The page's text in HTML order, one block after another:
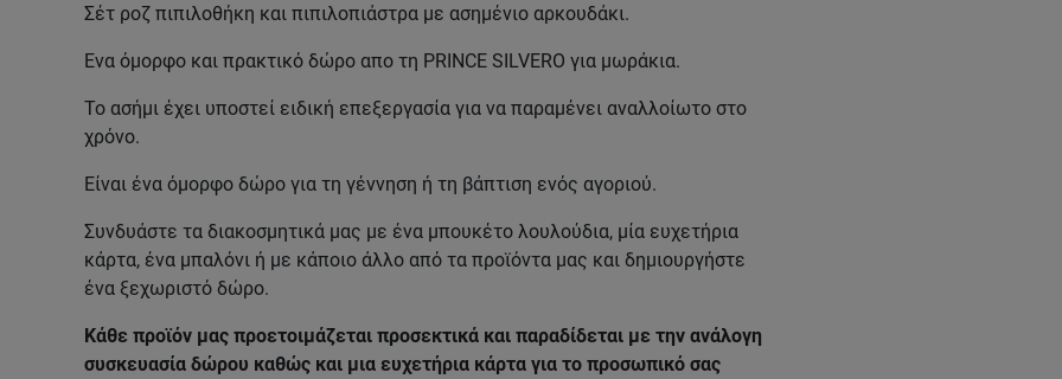
Σέτ ροζ πιπιλοθήκη και πιπιλοπιάστρα με ασημένιο αρκουδάκι.
Ένα όμορφο και πρακτικό δώρο απο τη PRINCE SILVERO για μωράκια.
Το ασήμι έχει υποστεί ειδική επεξεργασία για να παραμένει αναλλοίωτο στο
χρόνο.
Είναι ένα όμορφο δώρο για τη γέννηση ή τη βάπτιση ενός αγοριού.
Συνδυάστε τα διακοσμητικά μας με ένα μπουκέτο λουλούδια, μία ευχετήρια
κάρτα, ένα μπαλόνι ή με κάποιο άλλο από τα προϊόντα μας και δημιουργήστε
ένα ξεχωριστό δώρο.
Κάθε προϊόν μας προετοιμάζεται προσεκτικά και παραδίδεται με την ανάλογη
συσκευασία δώρου καθώς και μια ευχετήρια κάρτα για το προσωπικό σας